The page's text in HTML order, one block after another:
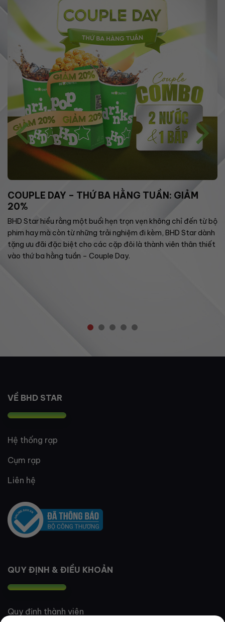
COUPLE DAY – THỨ BA HẰNG TUẦN: GIẢM
20%
BHD Star hiểu rằng một buổi hẹn trọn vẹn không chỉ đến từ bộ
phim hay mà còn từ những trải nghiệm đi kèm, BHD Star dành
tặng ưu đãi đặc biệt cho các cặp đôi là thành viên thân thiết
vào thứ ba hằng tuần – Couple Day.
VỀ BHD STAR
Hệ thống rạp
Cụm rạp
Liên hệ
QUY ĐỊNH & ĐIỀU KHOẢN
Quy định thành viên